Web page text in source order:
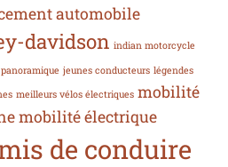
automobile
davidson indian motorcycle
jeunes conducteurs légendes
meilleurs vélos électriques mobilité
mobilité électrique
de conduire